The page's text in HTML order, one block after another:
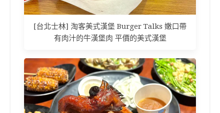
[台北士林] 淘客美式漢堡 Burger Talks 嫩口帶
有肉汁的牛漢堡肉 平價的美式漢堡